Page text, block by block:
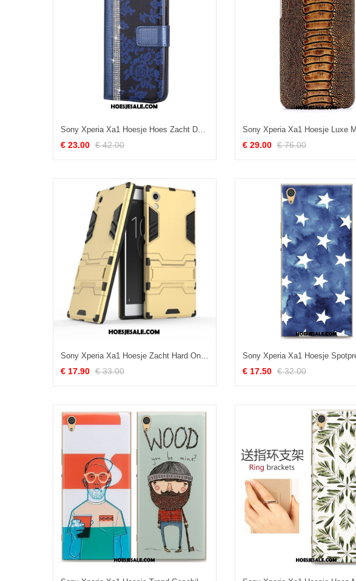
Sony Xperia Xa1 Hoesje Hoes Zacht Donkerblauw Bescherming Leren Etui Korting
€ 23.00 € 42.00 € 29.00 € 76.00
Sony Xperia Xa1 Hoesje Zacht Hard Ondersteuning All Inclusive Anti-fall Korting
€ 17.90 € 33.00 € 17.50 € 32.00